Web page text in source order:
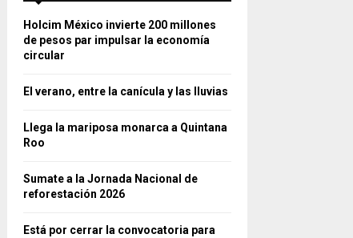
Holcim México invierte 200 millones
de pesos par impulsar la economía
circular
El verano, entre la canícula y las lluvias
Llega la mariposa monarca a Quintana
Roo
Sumate a la Jornada Nacional de
reforestación 2026
Está por cerrar la convocatoria para